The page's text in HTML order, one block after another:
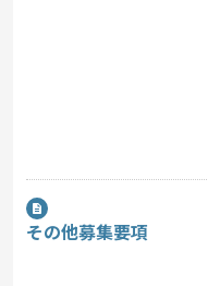
その他募集要項